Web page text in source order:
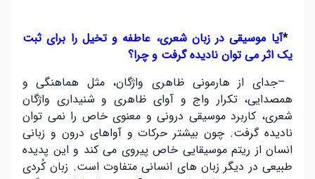
*آیا موسیقی در زبان شعری، عاطفه و تخیل را برای ثبت
یک اثر می توان نادیده گرفت و چرا؟
–جدای از هارمونی ظاهری واژگان، مثل هماهنگی و
همصدایی، تکرار واج و آوای ظاهری و شنیداری واژگان
شعری، کاربرد موسیقی درونی و معنوی خاص را نمی توان
نادیده گرفت. چون بیشتر حرکات و آواهای درون و زبانی
انسان از ریتم موسیقایی خاص پیروی می کند و این پدیده
طبیعی در دیگر زبان های انسانی متفاوت است. زبان کُردی